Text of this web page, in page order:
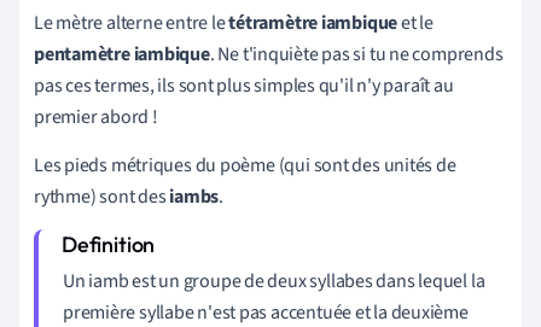
Le mètre alterne entre letétramètre iambiqueet le
pentamètre iambique. Ne t'inquiète pas si tu ne comprends
pas ces termes, ils sont plus simples qu'il n'y paraît au
premier abord !
Les pieds métriques du poème (qui sont des unités de
rythme) sont desiambs.
Un iamb est un groupe de deux syllabes dans lequel la
première syllabe n'est pas accentuée et la deuxième